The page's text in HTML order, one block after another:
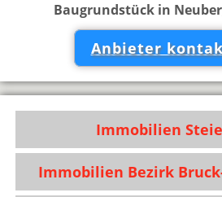
Baugrundstück in
Anbieter
Immobilien
Immobilien Bezirk